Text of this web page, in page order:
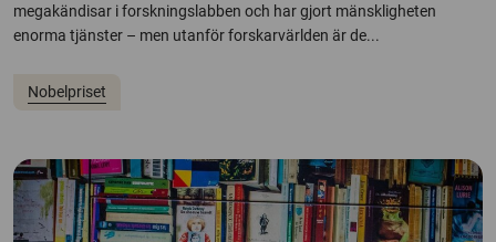
megakändisar i forskningslabben och har gjort mänskligheten
enorma tjänster – men utanför forskarvärlden är de...
Nobelpriset